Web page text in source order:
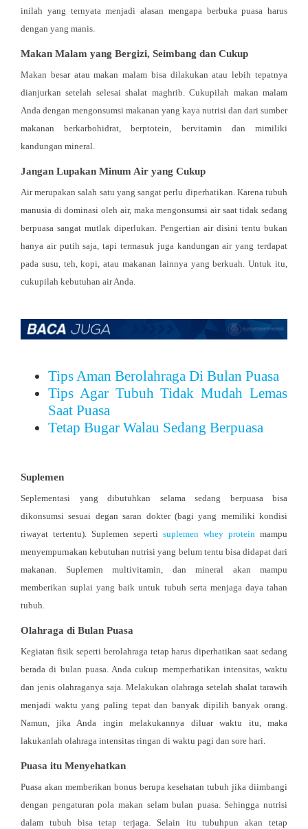
inilah yang ternyata menjadi alasan mengapa berbuka puasa harus
dengan yang manis.
Makan Malam yang Bergizi, Seimbang dan Cukup
Makan besar atau makan malam bisa dilakukan atau lebih tepatnya
dianjurkan setelah selesai shalat maghrib. Cukupilah makan malam
Anda dengan mengonsumsi makanan yang kaya nutrisi dan dari sumber
makanan berkarbohidrat, berptotein, bervitamin dan mimiliki
kandungan mineral.
Jangan Lupakan Minum Air yang Cukup
Air merupakan salah satu yang sangat perlu diperhatikan. Karena tubuh
manusia di dominasi oleh air, maka mengonsumsi air saat tidak sedang
berpuasa sangat mutlak diperlukan. Pengertian air disini tentu bukan
hanya air putih saja, tapi termasuk juga kandungan air yang terdapat
pada susu, teh, kopi, atau makanan lainnya yang berkuah. Untuk itu,
cukupilah kebutuhan air Anda.
Tips Aman Berolahraga Di Bulan Puasa
Tips Agar Tubuh Tidak Mudah Lemas
Saat Puasa
Tetap Bugar Walau Sedang Berpuasa
Suplemen
Seplementasi yang dibutuhkan selama sedang berpuasa bisa
dikonsumsi sesuai degan saran dokter (bagi yang memiliki kondisi
riwayat tertentu). Suplemen seperti suplemen whey protein mampu
menyempurnakan kebutuhan nutrisi yang belum tentu bisa didapat dari
makanan. Suplemen multivitamin, dan mineral akan mampu
memberikan suplai yang baik untuk tubuh serta menjaga daya tahan
tubuh.
Olahraga di Bulan Puasa
Kegiatan fisik seperti berolahraga tetap harus diperhatikan saat sedang
berada di bulan puasa. Anda cukup memperhatikan intensitas, waktu
dan jenis olahraganya saja. Melakukan olahraga setelah shalat tarawih
menjadi waktu yang paling tepat dan banyak dipilih banyak orang.
Namun, jika Anda ingin melakukannya diluar waktu itu, maka
lakukanlah olahraga intensitas ringan di waktu pagi dan sore hari.
Puasa itu Menyehatkan
Puasa akan memberikan bonus berupa kesehatan tubuh jika diimbangi
dengan pengaturan pola makan selam bulan puasa. Sehingga nutrisi
dalam tubuh bisa tetap terjaga. Selain itu tubuhpun akan tetap